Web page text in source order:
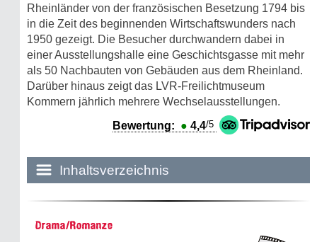
Rheinländer von der französischen Besetzung 1794 bis
in die Zeit des beginnenden Wirtschaftswunders nach
1950 gezeigt. Die Besucher durchwandern dabei in
einer Ausstellungshalle eine Geschichtsgasse mit mehr
als 50 Nachbauten von Gebäuden aus dem Rheinland.
Darüber hinaus zeigt das LVR-Freilichtmuseum
Kommern jährlich mehrere Wechselausstellungen.
Bewertung: ● 4,4/5
Inhaltsverzeichnis
Drama/Romanze